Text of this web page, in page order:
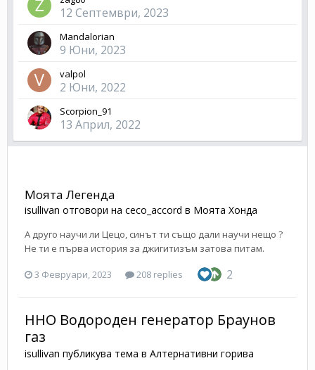
12 Септември, 2023
Mandalorian
9 Юни, 2023
valpol
2 Юни, 2022
Scorpion_91
13 Април, 2022
Моята Легенда
isullivan отговори на ceco_accord в Моята Хонда
А друго научи ли Цецо, синът ти също дали научи нещо ?
Не ти е първа история за джигитизъм затова питам.
3 Февруари, 2023 208 replies 2
HHO Водороден генератор Браунов
газ
isullivan публикува тема в Алтернативни горива